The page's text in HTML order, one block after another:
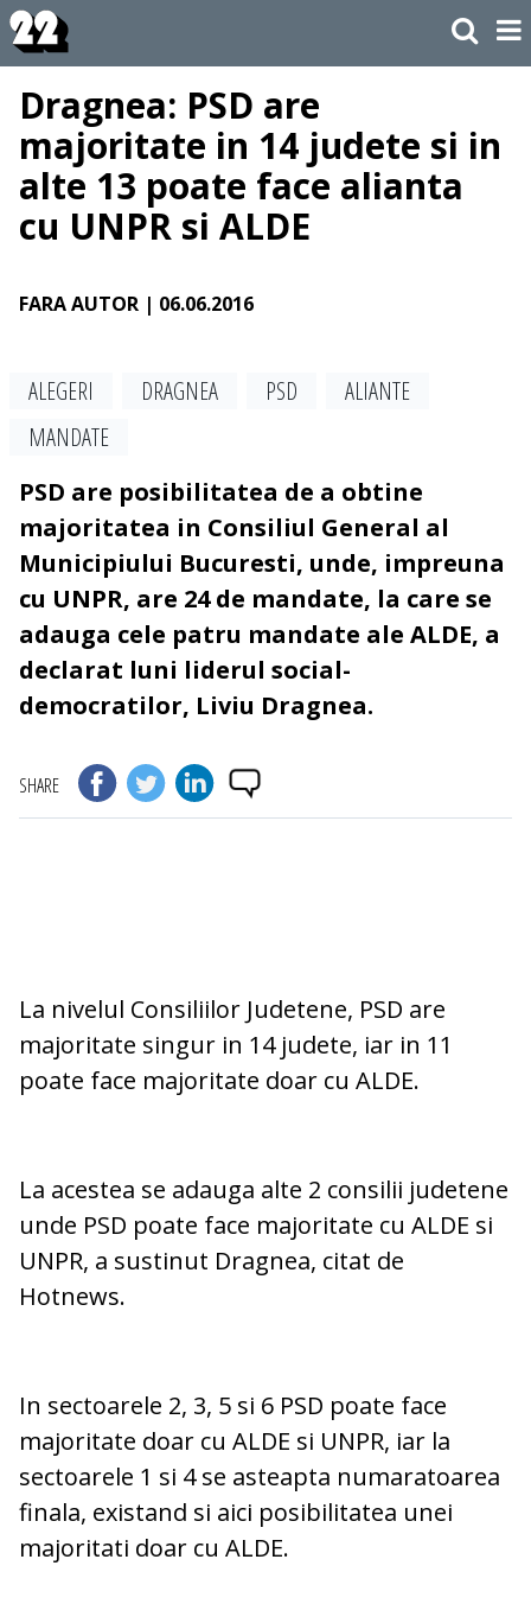
Dragnea: PSD are
majoritate in 14 judete si in
alte 13 poate face alianta
cu UNPR si ALDE
FARA AUTOR | 06.06.2016
ALEGERI DRAGNEA PSD
ALIANTE
MANDATE
PSD are posibilitatea de a obtine
majoritatea in Consiliul General al
Municipiului Bucuresti, unde, impreuna
cu UNPR, are 24 de mandate, la care se
adauga cele patru mandate ale ALDE, a
declarat luni liderul social-
democratilor, Liviu Dragnea.
SHARE
La nivelul Consiliilor Judetene, PSD are
majoritate singur in 14 judete, iar in 11
poate face majoritate doar cu ALDE.
La acestea se adauga alte 2 consilii judetene
unde PSD poate face majoritate cu ALDE si
UNPR, a sustinut Dragnea, citat de
Hotnews.
In sectoarele 2, 3, 5 si 6 PSD poate face
majoritate doar cu ALDE si UNPR, iar la
sectoarele 1 si 4 se asteapta numaratoarea
finala, existand si aici posibilitatea unei
majoritati doar cu ALDE.